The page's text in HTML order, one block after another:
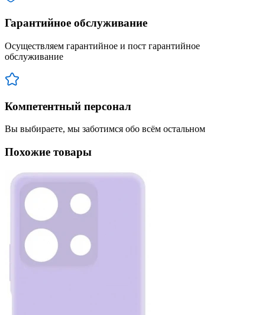
Гарантийное обслуживание
Осуществляем гарантийное и пост гарантийное
обслуживание
Компетентный персонал
Вы выбираете, мы заботимся обо всём остальном
Похожие товары